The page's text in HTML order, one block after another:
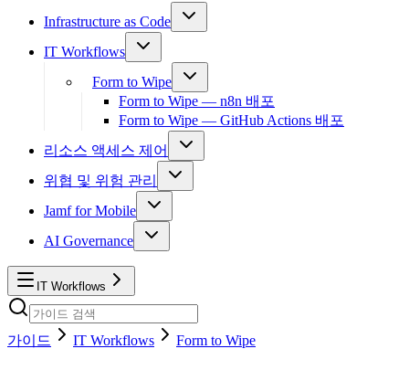
Infrastructure as Code
IT Workflows
Form to Wipe
Form to Wipe — n8n 배포
Form to Wipe — GitHub Actions 배포
리소스 액세스 제어
위협 및 위험 관리
Jamf for Mobile
AI Governance
IT Workflows
가이드 IT Workflows Form to Wipe